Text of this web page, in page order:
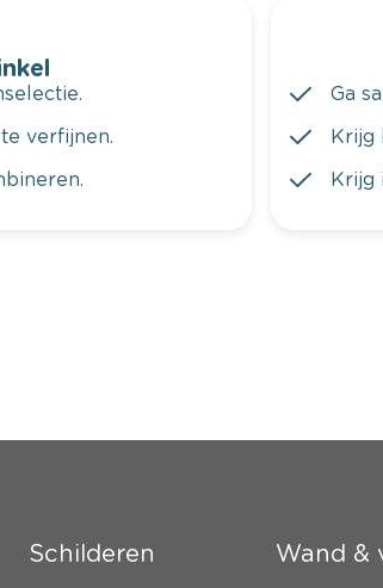
verfijnen.
Ga
Krijg
Krijg
Schilderen Wand &